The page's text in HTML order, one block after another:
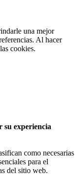
una mejor
Al hacer
cookies.
su experiencia
como necesarias
para el
del sitio web.